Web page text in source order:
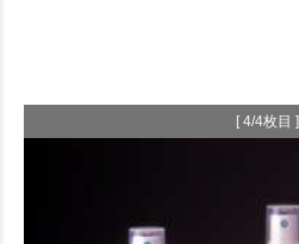
[ 4/4枚目 ]